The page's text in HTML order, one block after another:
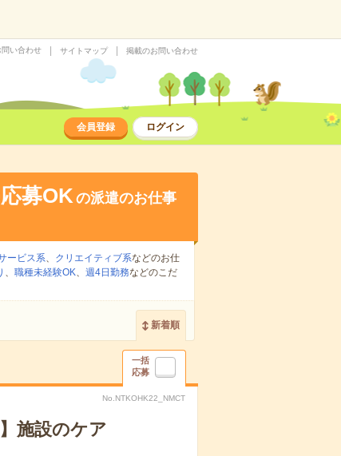
い合わせ サイトマップ 掲載のお問い合わせ
会員登録 ログイン
募OKの派遣のお仕事
ービス系、 クリエイティブ系などのお仕
、 職種未経験OK、 週4日勤務などのこだ
新着順
一括
応募
No.NTKOHK22_NMCT
施設のケア